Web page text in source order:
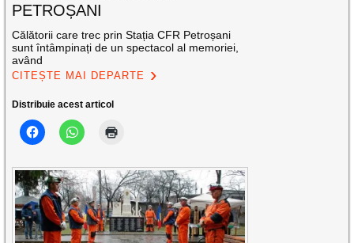
PETROȘANI
Călătorii care trec prin Stația CFR Petroșani
sunt întâmpinați de un spectacol al memoriei,
având
CITEȘTE MAI DEPARTE
Distribuie acest articol